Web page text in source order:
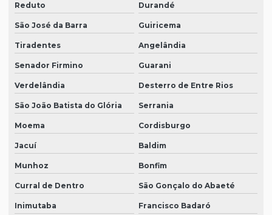
Reduto Durandé
São José da Barra Guiricema
Tiradentes Angelândia
Senador Firmino Guarani
Verdelândia Desterro de Entre Rios
São João Batista do Glória Serrania
Moema Cordisburgo
Jacuí Baldim
Munhoz Bonfim
Curral de Dentro São Gonçalo do Abaeté
Inimutaba Francisco Badaró